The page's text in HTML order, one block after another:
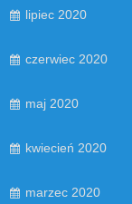
lipiec 2020
czerwiec 2020
maj 2020
kwiecień 2020
marzec 2020